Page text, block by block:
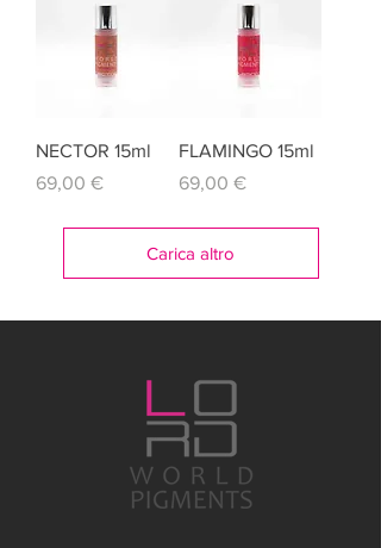
NECTOR 15ml
Prezzo
69,00 €
FLAMINGO 15ml
Prezzo
69,00 €
Carica altro